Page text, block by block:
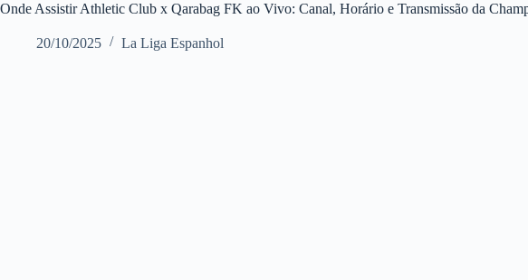
Onde Assistir Athletic Club x Qarabag FK ao Vivo: Canal, Horário e Transmissão da
20/10/2025 La Liga Espanhol